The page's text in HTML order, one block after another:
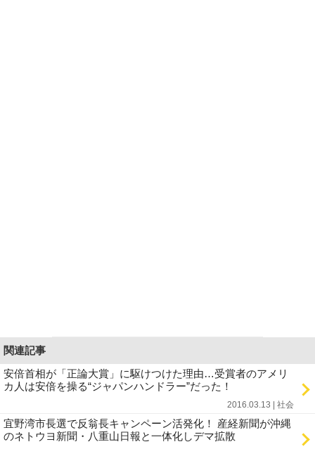
関連記事
安倍首相が「正論大賞」に駆けつけた理由…受賞者のアメリ
カ人は安倍を操る“ジャパンハンドラー”だった！
2016.03.13 | 社会
宜野湾市長選で反翁長キャンペーン活発化！ 産経新聞が沖縄
のネトウヨ新聞・八重山日報と一体化しデマ拡散